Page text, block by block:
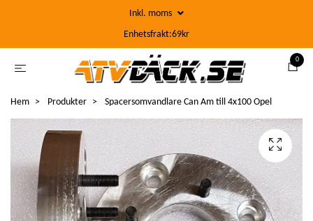
Inkl. moms
Enhetsfrakt:69kr
0
Hem Produkter Spacersomvandlare Can Am till 4x100 Opel